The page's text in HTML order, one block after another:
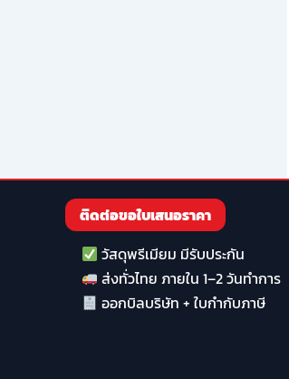
ติดต่อขอใบเสนอราคา
วัสดุพรีเมียม มีรับประกัน
ส่งทั่วไทย ภายใน 1–2 วันทำการ
ออกบิลบริษัท + ใบกำกับภาษี